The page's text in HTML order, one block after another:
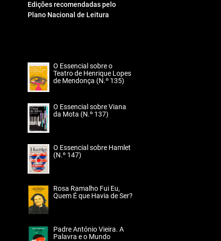
Edições recomendadas pelo
Plano Nacional de Leitura
O Essencial sobre o
Teatro de Henrique Lopes
de Mendonça (N.º 135)
O Essencial sobre Viana
da Mota (N.º 137)
O Essencial sobre Hamlet
(N.º 147)
Rosa Ramalho Fui Eu,
Quem É que Havia de Ser?
Padre António Vieira. A
Palavra e o Mundo